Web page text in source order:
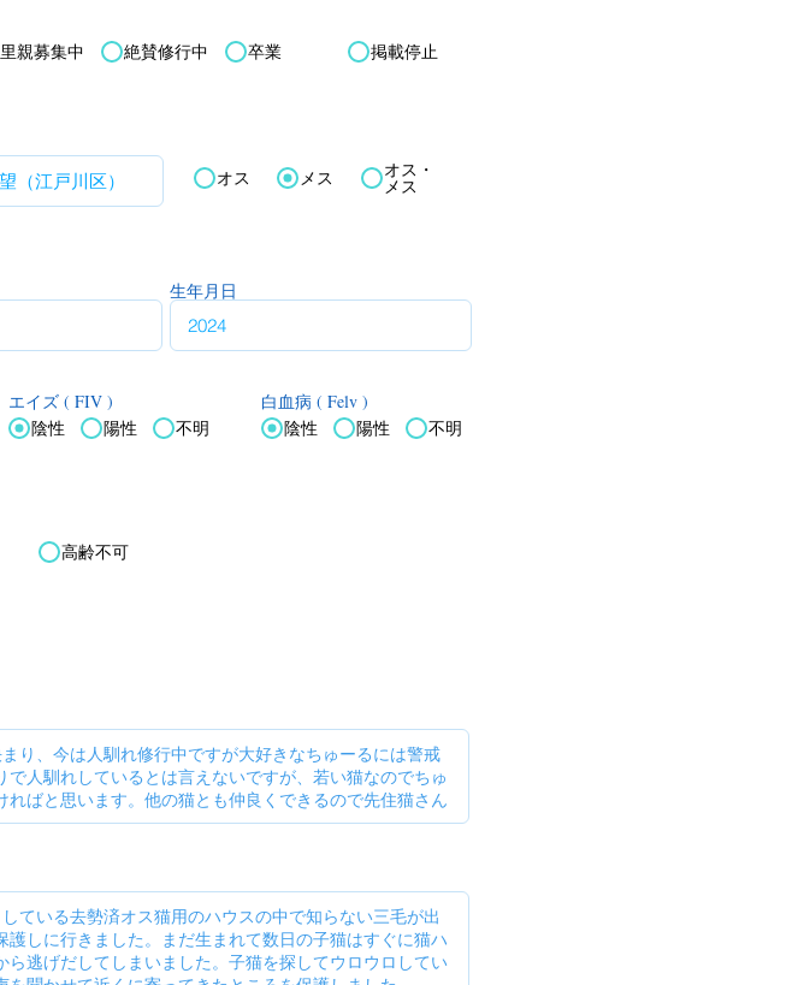
里親募集中 絶賛修行中 卒業 掲載停止
オス メス オス・
メス
生年月日
エイズ ( FIV )
陰性
陽性 不明
白血病 ( Felv )
陰性
陽性 不明
高齢不可